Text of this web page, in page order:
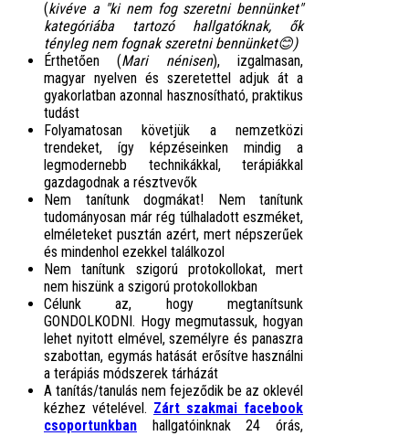
(kivéve a "ki nem fog szeretni bennünket"
kategóriába tartozó hallgatóknak, ők
tényleg nem fognak szeretni bennünket😊)
Érthetően (Mari nénisen), izgalmasan,
magyar nyelven és szeretettel adjuk át a
gyakorlatban azonnal hasznosítható, praktikus
tudást
Folyamatosan követjük a nemzetközi
trendeket, így
képzéseinken mindig a
legmodernebb technikákkal, terápiákkal
gazdagodnak a résztvevők
Nem tanítunk dogmákat! Nem tanítunk
tudományosan már rég túlhaladott eszméket,
elméleteket pusztán azért, mert népszerűek
és mindenhol ezekkel találkozol
Nem tanítunk szigorú protokollokat, mert
nem hiszünk a szigorú protokollokban
Célunk az, hogy megtanítsunk
GONDOLKODNI. Hogy megmutassuk, hogyan
lehet nyitott elmével, személyre és panaszra
szabottan, egymás hatását erősítve használni
a terápiás módszerek tárházát
A tanítás/tanulás nem fejeződik be az oklevél
kézhez vételével. Zárt szakmai facebook
csoportunkban hallgatóinknak 24 órás,